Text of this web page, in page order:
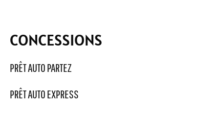
CONCESSIONS
PRÊT AUTO PARTEZ
PRÊT AUTO EXPRESS